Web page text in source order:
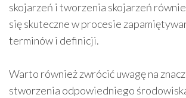
skojarzeń i tworzenia skojarzeń
się skuteczne w procesie
terminów i definicji.
Warto również zwrócić uwagę na
stworzenia odpowiedniego